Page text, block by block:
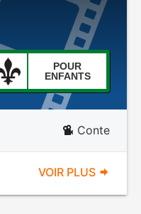
POUR
ENFANTS
Conte
VOIR PLUS